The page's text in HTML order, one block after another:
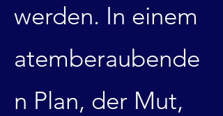
werden. In einem
atemberaubende
n Plan, der Mut,